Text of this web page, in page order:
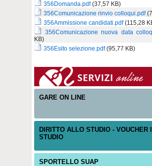
356Domanda.pdf (37,57 KB)
356Comunicazione rinvio colloqui.pdf
356Ammissione candidati.pdf (115,28
356Comunicazione nuova data
KB)
356Esito selezione.pdf (95,77 KB)
GARE ON LINE
DIRITTO ALLO STUDIO - VOUCHER
STUDIO
SPORTELLO SUAP